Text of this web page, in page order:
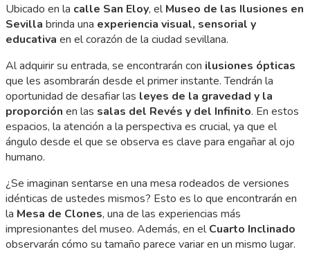
Ubicado en la calle San Eloy, elMuseo de las Ilusiones en
Sevilla brinda una experiencia visual, sensorial y
educativa en el corazón de la ciudad sevillana.
Al adquirir su entrada, se encontrarán con ilusiones ópticas
que les asombrarán desde el primer instante. Tendrán la
oportunidad de desafiar las leyes de la gravedad y la
proporción en las salas del Revés y del Infinito. En estos
espacios, la atención a la perspectiva es crucial, ya que el
ángulo desde el que se observa es clave para engañar al ojo
humano.
¿Se imaginan sentarse en una mesa rodeados de versiones
idénticas de ustedes mismos? Esto es lo que encontrarán en
la Mesa de Clones, una de las experiencias más
impresionantes del museo. Además, en elCuarto Inclinado
observarán cómo su tamaño parece variar en un mismo lugar.